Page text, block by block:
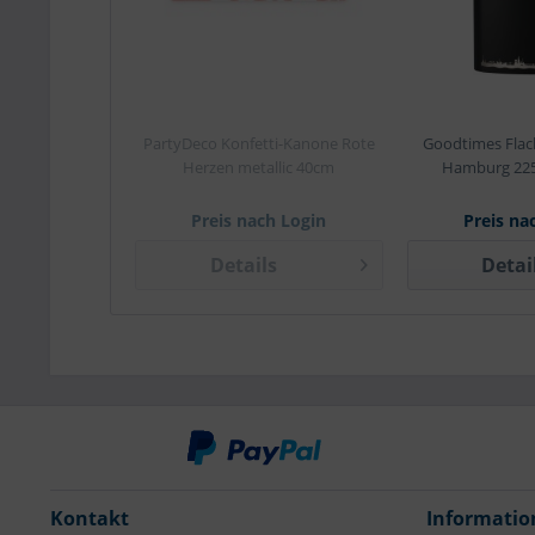
PartyDeco Konfetti-Kanone Rote
Herzen metallic 40cm
Preis nach Login
Goodtimes
Hamburg
Preis
Kontakt